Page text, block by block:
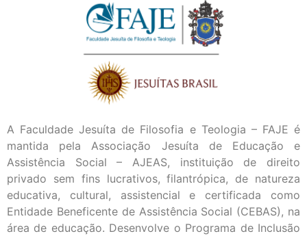
A Faculdade Jesuíta de Filosofia e Teologia – FAJE é
mantida pela Associação Jesuíta de Educação e
Assistência Social – AJEAS, instituição de direito
privado sem fins lucrativos, filantrópica, de natureza
educativa, cultural, assistencial e certificada como
Entidade Beneficente de Assistência Social (CEBAS), na
área de educação. Desenvolve o Programa de Inclusão